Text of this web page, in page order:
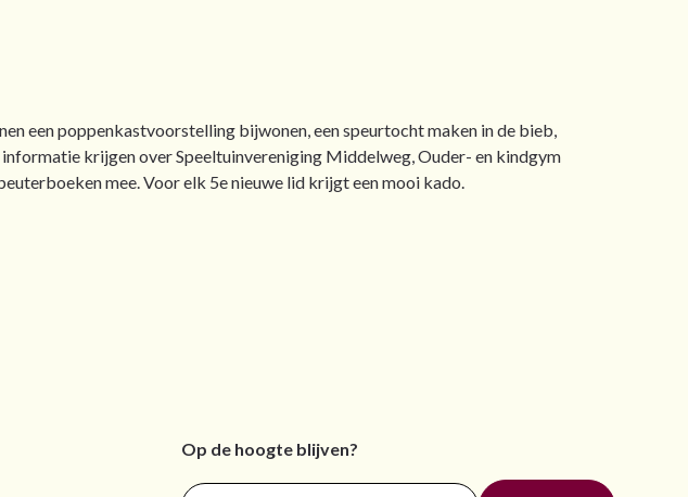
een poppenkastvoorstelling bijwonen, een speurtocht maken in de bieb,
krijgen over Speeltuinvereniging Middelweg, Ouder- en kindgym
mee. Voor elk 5e nieuwe lid krijgt een mooi kado.
Op de hoogte blijven?